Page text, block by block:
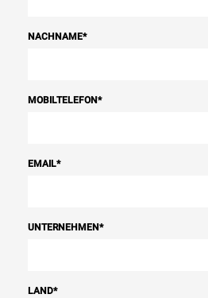
NACHNAME*
MOBILTELEFON*
EMAIL*
UNTERNEHMEN*
LAND*